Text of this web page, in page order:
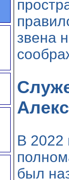
звена
В 2022
был